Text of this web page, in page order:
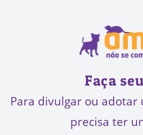
Faça
Para divulgar ou adotar
precisa ter